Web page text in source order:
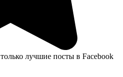
лучшие посты в Facebook